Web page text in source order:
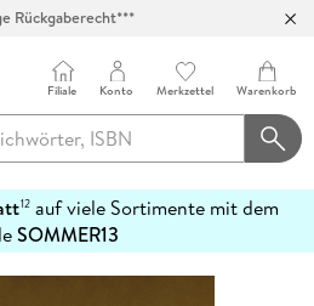
Rückgaberecht***
Filiale Konto Merkzettel Warenkorb
12auf viele Sortimente mit dem
SOMMER13